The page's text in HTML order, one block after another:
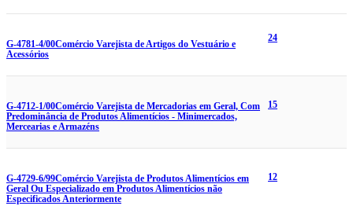
G-4781-4/00Comércio Varejista de Artigos do Vestuário e
Acessórios
24
G-4712-1/00Comércio Varejista de Mercadorias em Geral, Com
Predominância de Produtos Alimentícios - Minimercados,
Mercearias e Armazéns
15
G-4729-6/99Comércio Varejista de Produtos Alimentícios em
Geral Ou Especializado em Produtos Alimentícios não
Especificados Anteriormente
12